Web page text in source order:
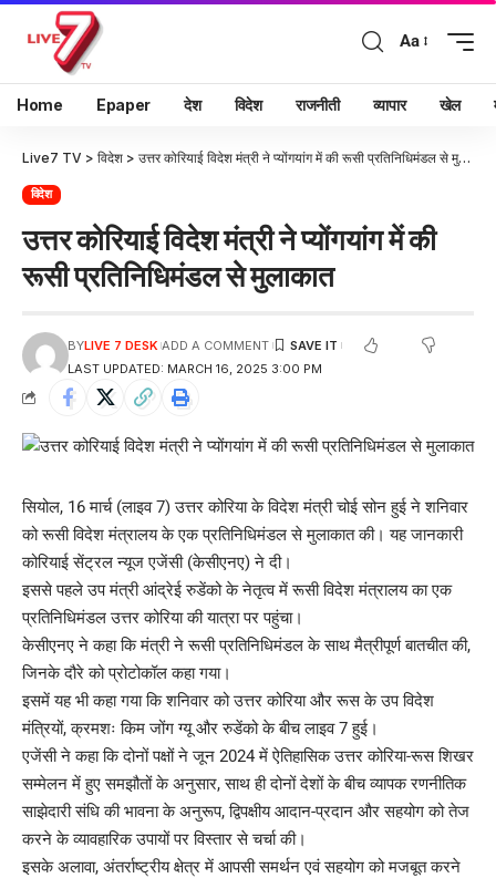
Aa
Home Epaper देश विदेश राजनीती व्यापार खेल
Live7 TV > विदेश > उत्तर कोरियाई विदेश मंत्री ने प्योंगयांग में की रूसी प्रतिनिधिमंडल से मुलाकात
विदेश
उत्तर कोरियाई विदेश मंत्री ने प्योंगयांग में की
रूसी प्रतिनिधिमंडल से मुलाकात
LAST UPDATED: MARCH 16, 2025 3:00 PM
BYLIVE 7 DESK ADD A COMMENT
सियोल, 16 मार्च (लाइव 7) उत्तर कोरिया के विदेश मंत्री चोई सोन हुई ने शनिवार
को रूसी विदेश मंत्रालय के एक प्रतिनिधिमंडल से मुलाकात की। यह जानकारी
कोरियाई सेंट्रल न्यूज एजेंसी (केसीएनए) ने दी।
इससे पहले उप मंत्री आंद्रेई रुडेंको के नेतृत्व में रूसी विदेश मंत्रालय का एक
प्रतिनिधिमंडल उत्तर कोरिया की यात्रा पर पहुंचा।
केसीएनए ने कहा कि मंत्री ने रूसी प्रतिनिधिमंडल के साथ मैत्रीपूर्ण बातचीत की,
जिनके दौरे को प्रोटोकॉल कहा गया।
इसमें यह भी कहा गया कि शनिवार को उत्तर कोरिया और रूस के उप विदेश
मंत्रियों, क्रमशः किम जोंग ग्यू और रुडेंको के बीच लाइव 7 हुई।
एजेंसी ने कहा कि दोनों पक्षों ने जून 2024 में ऐतिहासिक उत्तर कोरिया-रूस शिखर
सम्मेलन में हुए समझौतों के अनुसार, साथ ही दोनों देशों के बीच व्यापक रणनीतिक
साझेदारी संधि की भावना के अनुरूप, द्विपक्षीय आदान-प्रदान और सहयोग को तेज
करने के व्यावहारिक उपायों पर विस्तार से चर्चा की।
इसके अलावा, अंतर्राष्ट्रीय क्षेत्र में आपसी समर्थन एवं सहयोग को मजबूत करने